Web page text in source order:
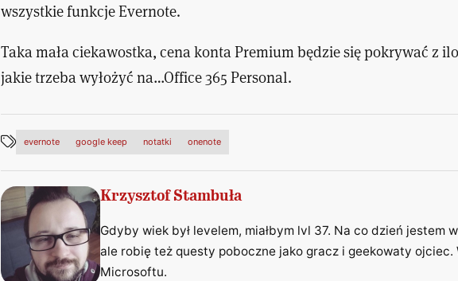
wszystkie funkcje Evernote.
Taka mała ciekawostka, cena konta Premium będzie się pokrywać z
jakie trzeba wyłożyć na…Office 365 Personal.
evernote google keep notatki onenote
Krzysztof Stambuła
Gdyby wiek był levelem, miałbym lvl 37. Na co dzień jestem
ale robię też questy poboczne jako gracz i geekowaty ojciec.
Microsoftu.